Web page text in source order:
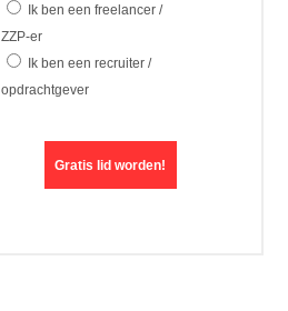
Ik ben een freelancer /
ZZP-er
Ik ben een recruiter /
opdrachtgever
Gratis lid worden!